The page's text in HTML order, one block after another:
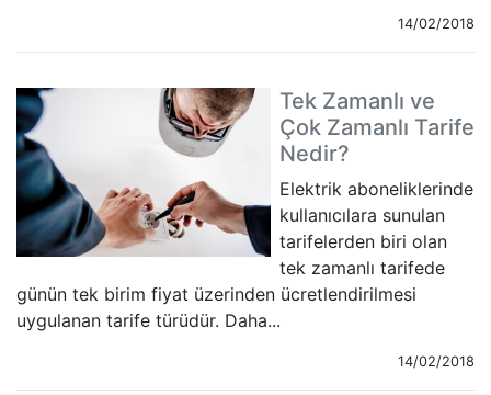
14/02/2018
Tek Zamanlı ve
Çok Zamanlı Tarife
Nedir?
Elektrik aboneliklerinde
kullanıcılara sunulan
tarifelerden biri olan
tek zamanlı tarifede
günün tek birim fiyat üzerinden ücretlendirilmesi
uygulanan tarife türüdür. Daha...
14/02/2018